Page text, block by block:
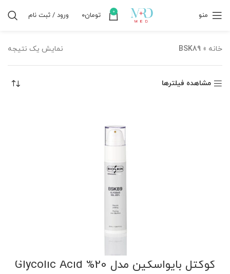
منو 0 تومان۰ ورود / ثبت نام
خانه »
BSK89 نمایش یک نتیجه
مشاهده فیلترها
کوکتل بایواسکین مدل 20% Glycolic Acid